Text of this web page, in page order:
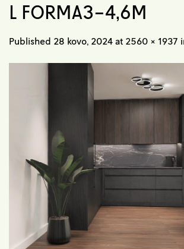
L FORMA3-4,6M
Published 28 kovo, 2024 at 2560 × 1937